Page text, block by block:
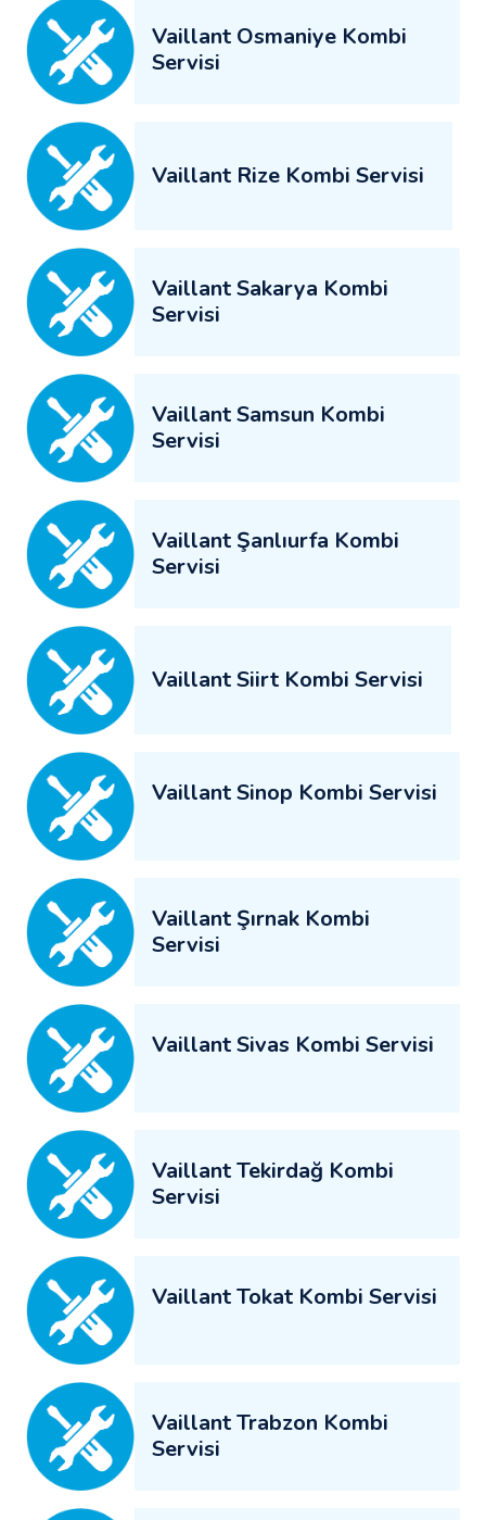
Vaillant Osmaniye Kombi
Servisi
Vaillant Rize Kombi Servisi
Vaillant Sakarya Kombi
Servisi
Vaillant Samsun Kombi
Servisi
Vaillant Şanlıurfa Kombi
Servisi
Vaillant Siirt Kombi Servisi
Vaillant Sinop Kombi Servisi
Vaillant Şırnak Kombi
Servisi
Vaillant Sivas Kombi Servisi
Vaillant Tekirdağ Kombi
Servisi
Vaillant Tokat Kombi Servisi
Vaillant Trabzon Kombi
Servisi